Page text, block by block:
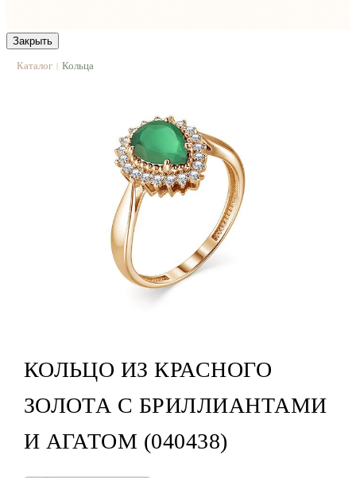
Закрыть
Каталог | Кольца
КОЛЬЦО ИЗ КРАСНОГО
ЗОЛОТА С БРИЛЛИАНТАМИ
И АГАТОМ (040438)